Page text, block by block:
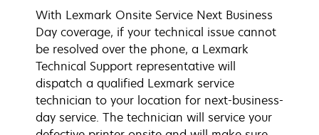
With Lexmark Onsite Service Next Business
Day coverage, if your technical issue cannot
be resolved over the phone, a Lexmark
Technical Support representative will
dispatch a qualified Lexmark service
technician to your location for next-business-
day service. The technician will service your